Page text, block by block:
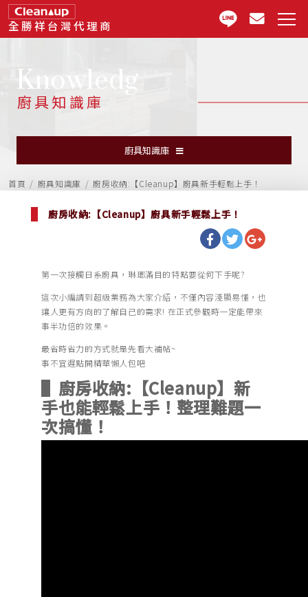
全勝祥台灣代理商
Knowledg
廚具知識庫
廚具知識庫
首頁 廚具知識庫 廚房收納:【Cleanup】廚具新手輕鬆上手！
廚房收納:【Cleanup】廚具新手輕鬆上手！
第一次接觸日系廚具，琳瑯滿目的特點要從何下手呢?
這次小編請到超級業務為大家介紹，不僅內容淺顯易懂，也
讓人更有方向的了解自己的需求! 在正式參觀時一定能帶來
事半功倍的效果。
最省時省力的方式就是先看大補帖~
事不宜遲點開精華懶人包吧
▌廚房收納:【Cleanup】新
手也能輕鬆上手！整理難題一
次搞懂！